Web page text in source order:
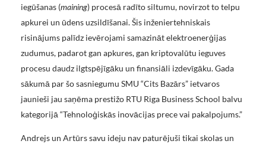
iegūšanas (maining) procesā radīto siltumu, novirzot to telpu
apkurei un ūdens uzsildīšanai. Šis inženiertehniskais
risinājums palīdz ievērojami samazināt elektroenerģijas
zudumus, padarot gan apkures, gan kriptovalūtu ieguves
procesu daudz ilgtspējīgāku un finansiāli izdevīgāku. Gada
sākumā par šo sasniegumu SMU “Cits Bazārs” ietvaros
jaunieši jau saņēma prestižo RTU Riga Business School balvu
kategorijā “Tehnoloģiskās inovācijas prece vai pakalpojums.”
Andrejs un Artūrs savu ideju nav paturējuši tikai skolas un